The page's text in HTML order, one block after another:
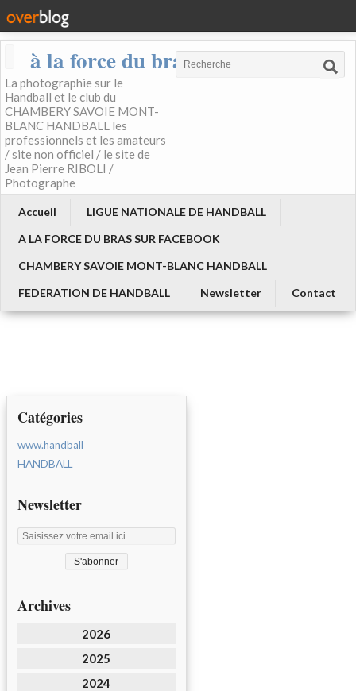
à la force du bras
La photographie sur le
Handball et le club du
CHAMBERY SAVOIE MONT-
BLANC HANDBALL les
professionnels et les amateurs
/ site non officiel / le site de
Jean Pierre RIBOLI /
Photographe
Accueil
LIGUE NATIONALE DE HANDBALL
A LA FORCE DU BRAS SUR FACEBOOK
CHAMBERY SAVOIE MONT-BLANC HANDBALL
FEDERATION DE HANDBALL
Newsletter Contact
Catégories
www.handball
HANDBALL
Newsletter
Archives
2026
2025
2024